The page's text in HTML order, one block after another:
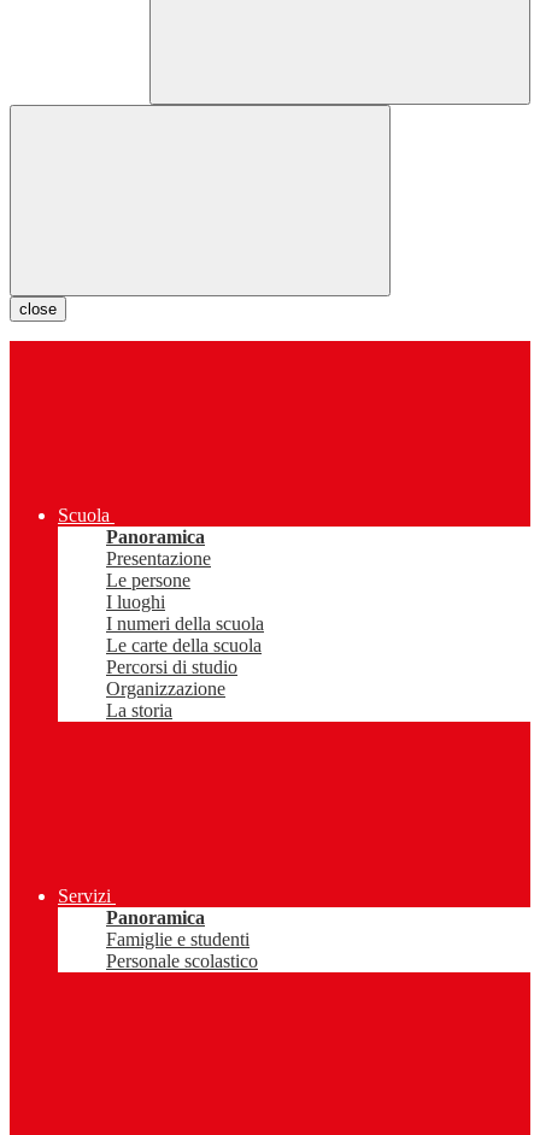
close
Scuola
Panoramica
Presentazione
Le persone
I luoghi
I numeri della scuola
Le carte della scuola
Percorsi di studio
Organizzazione
La storia
Servizi
Panoramica
Famiglie e studenti
Personale scolastico